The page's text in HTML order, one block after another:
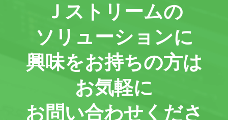
Ｊストリームの
ソリューションに
興味をお持ちの方は
お気軽に
お問い合わせくださ